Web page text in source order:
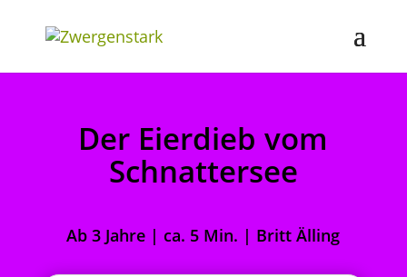
Der Eierdieb vom
Schnattersee
Ab 3 Jahre | ca. 5 Min. | Britt Älling